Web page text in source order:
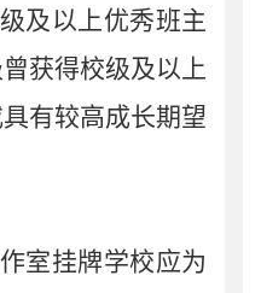
及以上优秀班主
获得校级及以上
有较高成长期望
室挂牌学校应为